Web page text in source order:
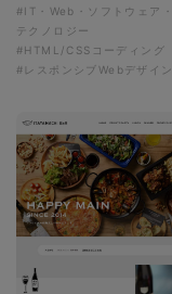
#IT・Web・ソフトウェア・
テクノロジー
#HTML/CSSコーディング
#レスポンシブWebデザイン